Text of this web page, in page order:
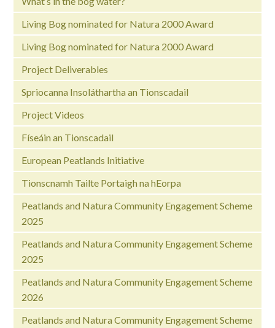
Living Bog nominated for Natura 2000 Award
Living Bog nominated for Natura 2000 Award
Project Deliverables
Spriocanna Insoláthartha an Tionscadail
Project Videos
Físeáin an Tionscadail
European Peatlands Initiative
Tionscnamh Tailte Portaigh na hEorpa
Peatlands and Natura Community Engagement Scheme
2025
Peatlands and Natura Community Engagement Scheme
2025
Peatlands and Natura Community Engagement Scheme
2026
Peatlands and Natura Community Engagement Scheme